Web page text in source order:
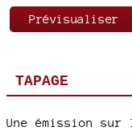
TAPAGE
Une émission